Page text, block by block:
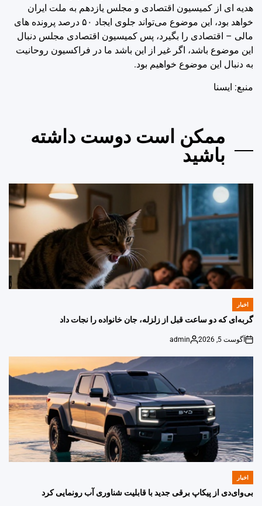
هدیه ای از کمیسیون اقتصادی و مجلس یازدهم به ملت ایران
خواهد بود، این موضوع می‌تواند جلوی ایجاد ۵۰ درصد پرونده های
مالی – اقتصادی را بگیرد، پس کمیسیون اقتصادی مجلس دنبال
این موضوع باشد، اگر غیر از این باشد ما در فراکسیون روحانیت
به دنبال این موضوع خواهیم بود.
منبع: ايسنا
ممکن است دوست داشته
باشید
POSTED
IN
اخبار
گربه‌ای که دو ساعت قبل از زلزله، جان خانواده را نجات داد
on
آگوست 5, 2026
Posted
admin
POSTED
اخبار
بی‌وای‌دی از پیکاپ برقی جدید با قابلیت شناوری آب رونمایی کرد